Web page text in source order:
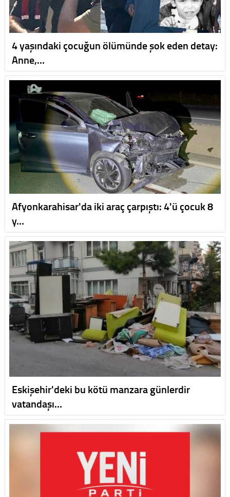
4 yaşındaki çocuğun ölümünde şok eden detay:
Anne,…
Afyonkarahisar'da iki araç çarpıştı: 4'ü çocuk 8
y…
Eskişehir'deki bu kötü manzara günlerdir
vatandaşı…